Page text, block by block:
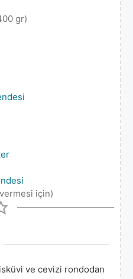
gr)
için)
ve cevizi rondodan